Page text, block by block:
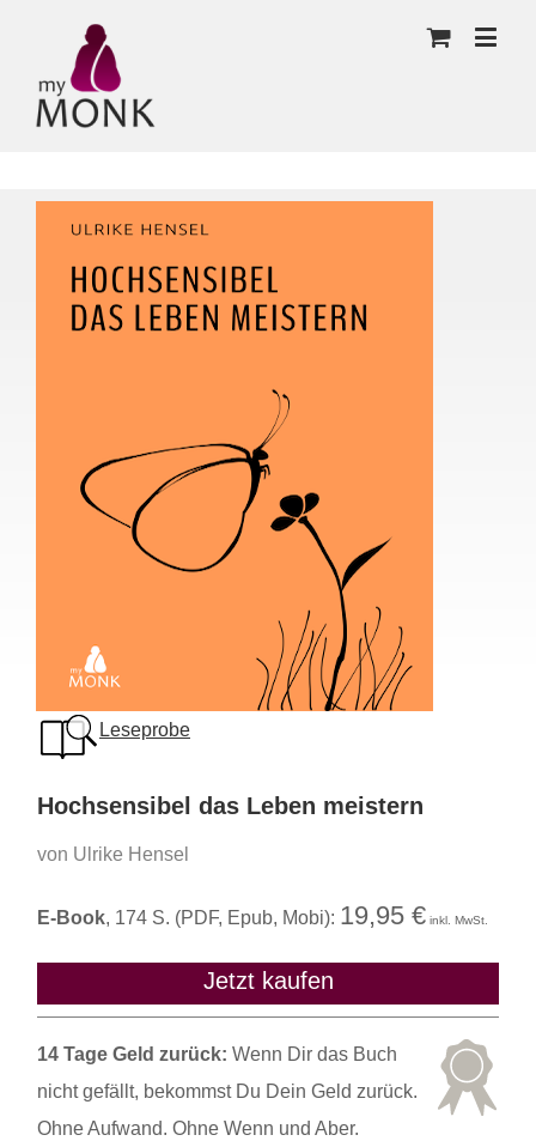
Leseprobe
Hochsensibel das Leben meistern
von Ulrike Hensel
E-Book, 174 S. (PDF, Epub, Mobi): 19,95 € inkl. MwSt.
Jetzt kaufen
14 Tage Geld zurück: Wenn Dir das Buch
nicht gefällt, bekommst Du Dein Geld zurück.
Ohne Aufwand. Ohne Wenn und Aber.